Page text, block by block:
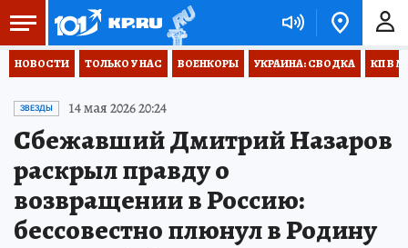
НОВОСТИ ТОЛЬКО У НАС ВОЕНКОРЫ УКРАИНА: СВОДКА КП В
ЗВЕЗДЫ 14 мая 2026 20:24
Cбежавший Дмитрий Назаров
раскрыл правду о
возвращении в Россию:
бессовестно плюнул в Родину